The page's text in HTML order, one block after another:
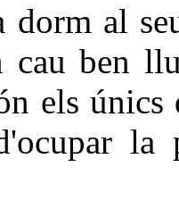
dorm al
cau ben
els